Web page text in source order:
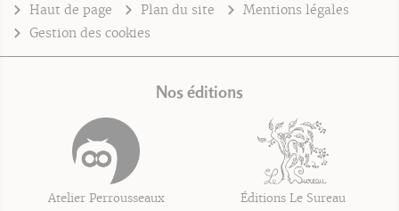
Haut de page Plan du site
Mentions légales
Gestion des cookies
Nos éditions
Atelier Perrousseaux Éditions Le Sureau